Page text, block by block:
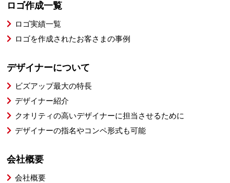
ロゴ作成一覧
ロゴ実績一覧
ロゴを作成されたお客さまの事例
デザイナーについて
ビズアップ最大の特長
デザイナー紹介
クオリティの高いデザイナーに担当させるために
デザイナーの指名やコンペ形式も可能
会社概要
会社概要